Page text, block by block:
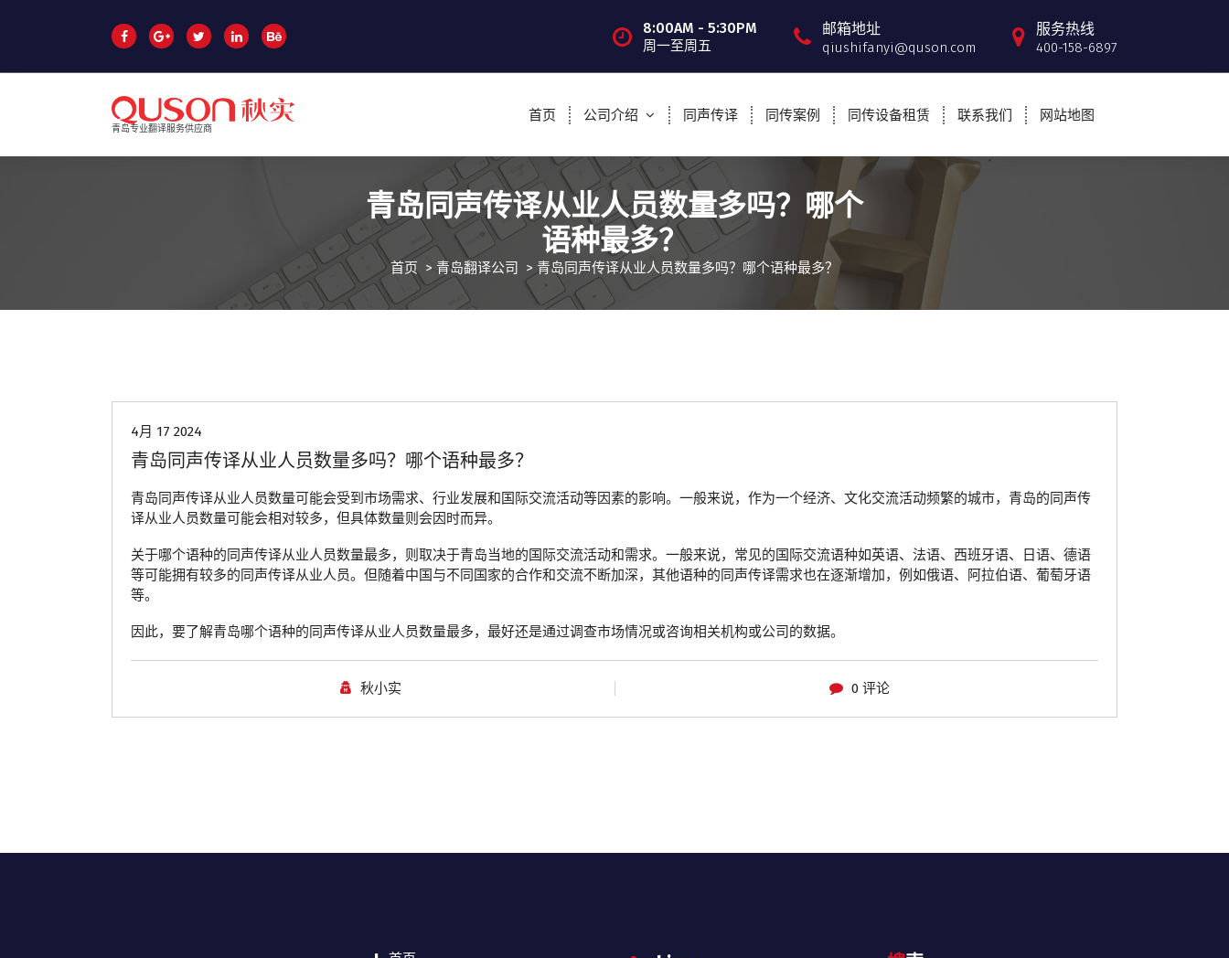
文
8:00AM - 5:30PM
周一至周五
邮箱地址
qiushifanyi@quson.com
服务热线
400-158-6897
青岛专业翻译服务供应商
首页 公司介绍 同声传译 同传案例 同传设备租赁 联系我们 网站地图
青岛同声传译从业人员数量多吗？哪个
语种最多？
首页 > 青岛翻译公司 > 青岛同声传译从业人员数量多吗？哪个语种最多？
4月 17 2024
青岛同声传译从业人员数量多吗？哪个语种最多？
青岛同声传译从业人员数量可能会受到市场需求、行业发展和国际交流活动等因素的影响。一般来说，作为一个经济、文化交流活动频繁的城市，青岛的同声传
译从业人员数量可能会相对较多，但具体数量则会因时而异。
关于哪个语种的同声传译从业人员数量最多，则取决于青岛当地的国际交流活动和需求。一般来说，常见的国际交流语种如英语、法语、西班牙语、日语、德语
等可能拥有较多的同声传译从业人员。但随着中国与不同国家的合作和交流不断加深，其他语种的同声传译需求也在逐渐增加，例如俄语、阿拉伯语、葡萄牙语
等。
因此，要了解青岛哪个语种的同声传译从业人员数量最多，最好还是通过调查市场情况或咨询相关机构或公司的数据。
秋小实 0 评论